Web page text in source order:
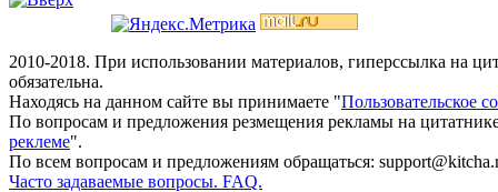
2010-2018. При использовании материалов, гиперссылка на
обязательна.
Находясь на данном сайте вы принимаете "Пользовательское
По вопросам и предложения резмещения рекламы на
реклеме".
По всем вопросам и предложениям обращаться:
Часто задаваемые вопросы. FAQ.